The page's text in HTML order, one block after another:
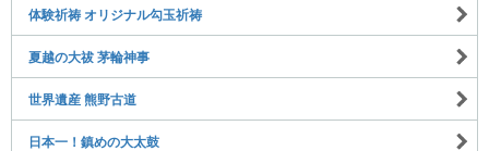
体験祈祷 オリジナル勾玉祈祷
夏越の大祓 茅輪神事
世界遺産 熊野古道
日本一！鎮めの大太鼓